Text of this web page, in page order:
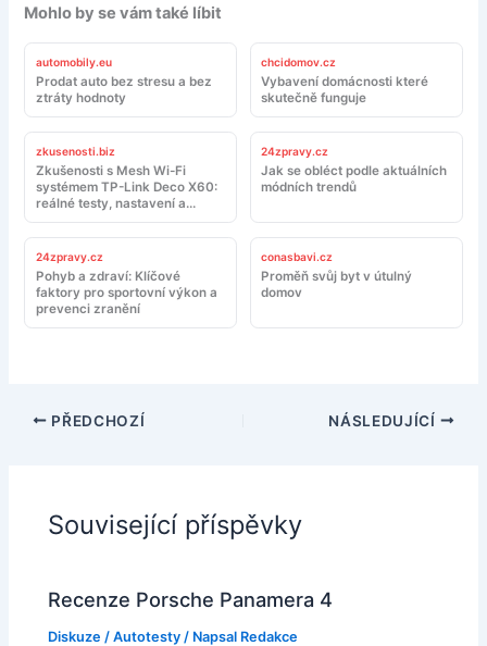
Mohlo by se vám také líbit
automobily.eu
Prodat auto bez stresu a bez
ztráty hodnoty
chcidomov.cz
Vybavení domácnosti které
skutečně funguje
zkusenosti.biz
Zkušenosti s Mesh Wi-Fi
systémem TP-Link Deco X60:
reálné testy, nastavení a
doporučení
24zpravy.cz
Jak se obléct podle aktuálních
módních trendů
24zpravy.cz
Pohyb a zdraví: Klíčové
faktory pro sportovní výkon a
prevenci zranění
conasbavi.cz
Proměň svůj byt v útulný
domov
PŘEDCHOZÍ NÁSLEDUJÍCÍ
Související příspěvky
Recenze Porsche Panamera 4
Diskuze /Autotesty / Napsal Redakce